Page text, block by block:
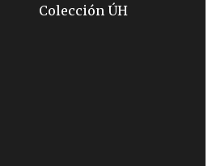
Colección ÚH